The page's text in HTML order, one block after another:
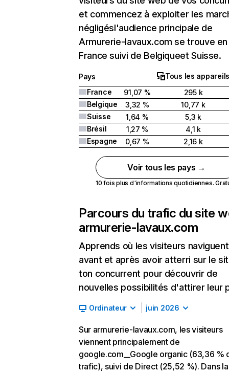
et commencez à exploiter les
négligésl'audience principale de
Armurerie-lavaux.com se trouve en
France suivi de Belgiqueet Suisse.
Pays
Tous les appareils
France
91,07 %
295 k
Belgique
3,32 %
10,77 k
Suisse
1,64 %
5,3 k
Brésil
1,27 %
4,1 k
Espagne
0,67 % 2,16 k
Voir tous les pays →
10 fois plus d'informations quotidiennes.
Parcours du trafic du site
armurerie-lavaux.com
Apprends où les visiteurs naviguent
avant et après avoir atterri sur le
ton concurrent pour découvrir de
nouvelles possibilités d'attirer leur
Ordinateur juin 2026
Sur armurerie-lavaux.com, les visiteurs
viennent principalement de
google.com__Google organic (63,36 %
trafic), suivi de Direct (25,52 %). Dans la